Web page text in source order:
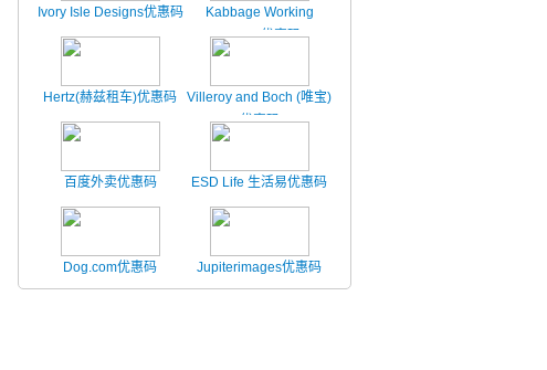
Ivory Isle Designs优惠码
Kabbage Working
Capital优惠码
Hertz(赫兹租车)优惠码
Villeroy and Boch (唯宝)
优惠码
百度外卖优惠码 ESD Life 生活易优惠码
Dog.com优惠码 Jupiterimages优惠码